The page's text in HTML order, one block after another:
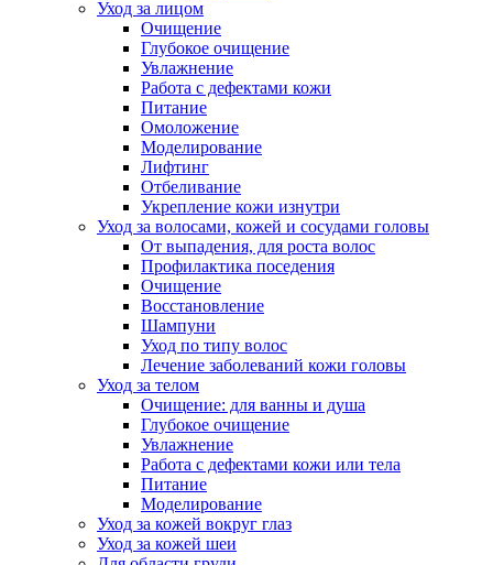
Уход за лицом
Очищение
Глубокое очищение
Увлажнение
Работа с дефектами кожи
Питание
Омоложение
Моделирование
Лифтинг
Отбеливание
Укрепление кожи изнутри
Уход за волосами, кожей и сосудами головы
От выпадения, для роста волос
Профилактика поседения
Очищение
Восстановление
Шампуни
Уход по типу волос
Лечение заболеваний кожи головы
Уход за телом
Очищение: для ванны и душа
Глубокое очищение
Увлажнение
Работа с дефектами кожи или тела
Питание
Моделирование
Уход за кожей вокруг глаз
Уход за кожей шеи